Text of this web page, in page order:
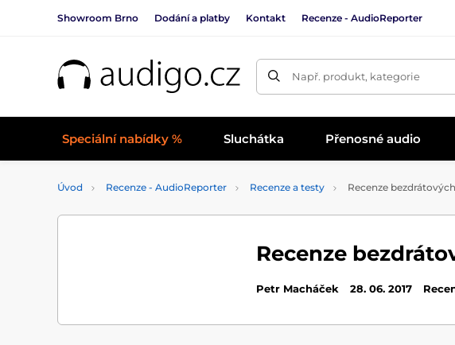
Showroom Brno Dodání a platby Kontakt Recenze - AudioReporter
Např. produkt, kategorie
Speciální nabídky % Sluchátka Přenosné audio
Úvod Recenze - AudioReporter Recenze a testy Recenze
Recenze
Petr Macháček 28. 06. 2017